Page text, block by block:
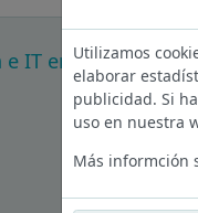
IT en Barcelona
Ver más
Utilizamos
elaborar
publicidad. Si
uso en nuestra
Más informción